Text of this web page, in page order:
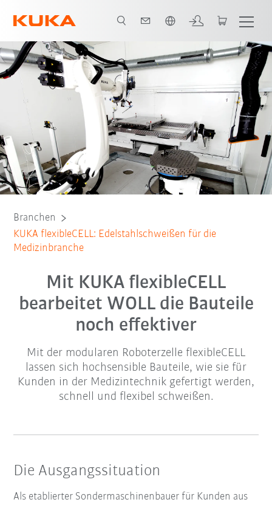
Lösung Schweißverfahren Bauteilhandling Alle System Partner
Branchen
KUKA flexibleCELL: Edelstahlschweißen für die
Medizinbranche
Mit KUKA flexibleCELL
bearbeitet WOLL die Bauteile
noch effektiver
Mit der modularen Roboterzelle flexibleCELL
lassen sich hochsensible Bauteile, wie sie für
Kunden in der Medizintechnik gefertigt werden,
schnell und flexibel schweißen.
Die Ausgangssituation
Als etablierter Sondermaschinenbauer für Kunden aus